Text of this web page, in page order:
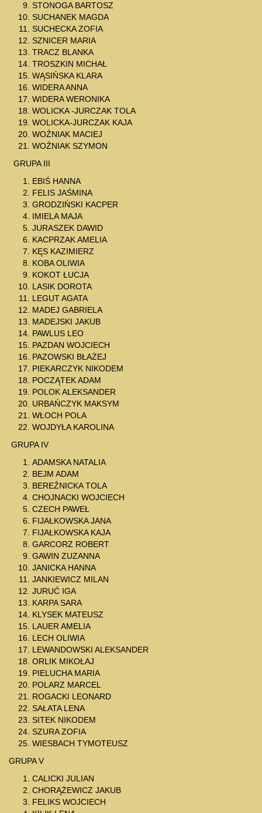
STONOGA BARTOSZ
SUCHANEK MAGDA
SUCHECKA ZOFIA
SZNICER MARIA
TRACZ BLANKA
TROSZKIN MICHAŁ
WĄSIŃSKA KLARA
WIDERA ANNA
WIDERA WERONIKA
WOLICKA -JURCZAK TOLA
WOLICKA-JURCZAK KAJA
WOŹNIAK MACIEJ
WOŹNIAK SZYMON
GRUPA III
EBIŚ HANNA
FELIS JAŚMINA
GRODZIŃSKI KACPER
IMIELA MAJA
JURASZEK DAWID
KACPRZAK AMELIA
KĘS KAZIMIERZ
KOBA OLIWIA
KOKOT ŁUCJA
LASIK DOROTA
LEGUT AGATA
MADEJ GABRIELA
MADEJSKI JAKUB
PAWLUS LEO
PAZDAN WOJCIECH
PAZOWSKI BŁAŻEJ
PIEKARCZYK NIKODEM
POCZĄTEK ADAM
POLOK ALEKSANDER
URBAŃCZYK MAKSYM
WŁOCH POLA
WOJDYŁA KAROLINA
GRUPA IV
ADAMSKA NATALIA
BEJM ADAM
BEREŹNICKA TOLA
CHOJNACKI WOJCIECH
CZECH PAWEŁ
FIJAŁKOWSKA JANA
FIJAŁKOWSKA KAJA
GARCORZ ROBERT
GAWIN ZUZANNA
JANICKA HANNA
JANKIEWICZ MILAN
JURUĆ IGA
KARPA SARA
KLYSEK MATEUSZ
LAUER AMELIA
LECH OLIWIA
LEWANDOWSKI ALEKSANDER
ORLIK MIKOŁAJ
PIELUCHA MARIA
POLARZ MARCEL
ROGACKI LEONARD
SAŁATA LENA
SITEK NIKODEM
SZURA ZOFIA
WIESBACH TYMOTEUSZ
GRUPA V
CALICKI JULIAN
CHORĄŻEWICZ JAKUB
FELIKS WOJCIECH